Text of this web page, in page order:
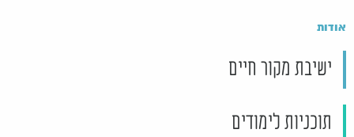
אודות
ישיבת מקור חיים
תוכניות לימודים